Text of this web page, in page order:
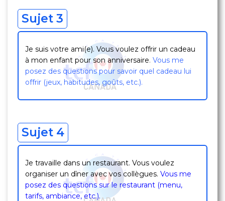
Sujet 3
Je suis votre ami(e). Vous voulez offrir un cadeau
à mon enfant pour son anniversaire. Vous me
posez des questions pour savoir quel cadeau lui
offrir (jeux, habitudes, goûts, etc.).
Sujet 4
Je travaille dans un restaurant. Vous voulez
organiser un dîner avec vos collègues. Vous me
posez des questions sur le restaurant (menu,
tarifs, ambiance, etc.).